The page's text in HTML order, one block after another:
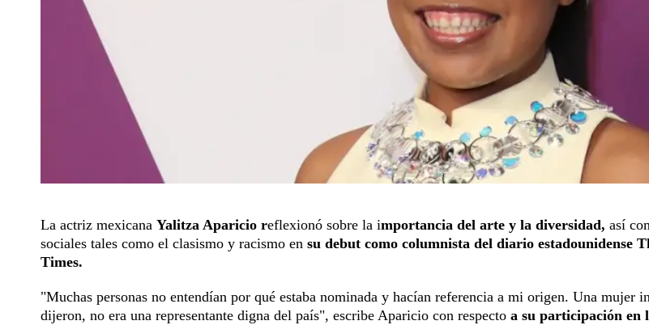
La actriz mexicana Yalitza Aparicio reflexionó sobre la importancia del arte y la diversidad, así
sociales tales como el clasismo y racismo en su debut como columnista del diario estadounidense
Times.
"Muchas personas no entendían por qué estaba nominada y hacían referencia a mi origen. Una mujer
dijeron, no era una representante digna del país", escribe Aparicio con respecto a su participación en